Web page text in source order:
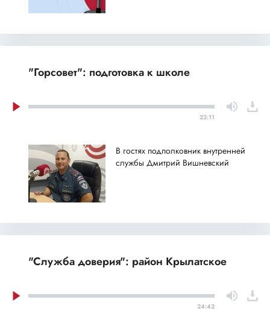
"Горсовет": подготовка к школе
23:11
В гостях подполковник внутренней
службы Дмитрий Вишневский
"Служба доверия": район Крылатское
24:42